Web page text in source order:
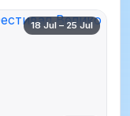
18 Jul – 25 Jul